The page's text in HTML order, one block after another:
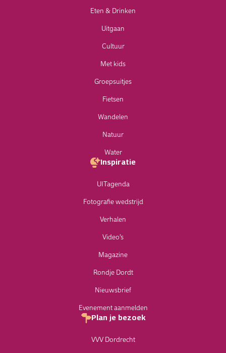
Eten & Drinken
Uitgaan
Cultuur
Met kids
Groepsuitjes
Fietsen
Wandelen
Natuur
Water
Inspiratie
UITagenda
Fotografie wedstrijd
Verhalen
Video’s
Magazine
Rondje Dordt
Nieuwsbrief
Evenement aanmelden
Plan je bezoek
VVV Dordrecht